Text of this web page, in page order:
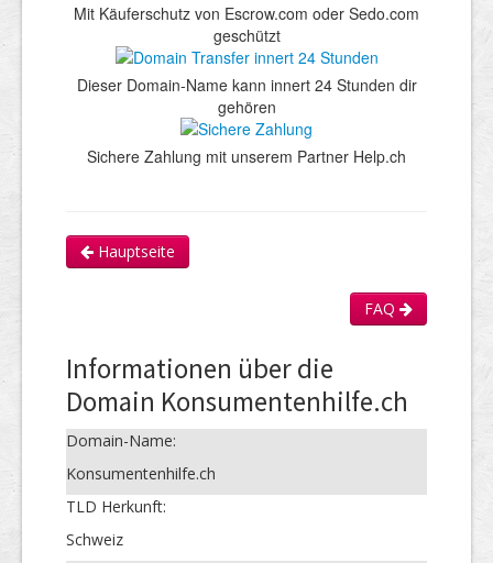
Mit Käuferschutz von Escrow.com oder Sedo.com
geschützt
Dieser Domain-Name kann innert 24 Stunden dir
gehören
Sichere Zahlung mit unserem Partner Help.ch
Hauptseite
FAQ
Informationen über die
Domain Konsumentenhilfe.ch
Domain-Name:
Konsumentenhilfe.ch
TLD Herkunft:
Schweiz